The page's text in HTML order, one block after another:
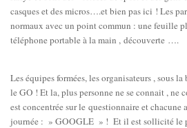
casques et des micros….et bien pas ici ! Les
normaux avec un point commun : une feuille
téléphone portable à la main , découverte ….
Les équipes formées, les organisateurs , sous
le GO ! Et la, plus personne ne se connait , ne
est concentrée sur le questionnaire et
journée : » GOOGLE » ! Et il est sollicité le